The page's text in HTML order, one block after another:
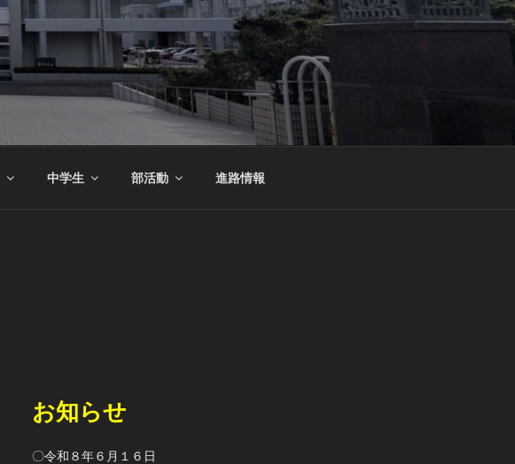
中学生 部活動 進路情報
お知らせ
〇令和８年６月１６日